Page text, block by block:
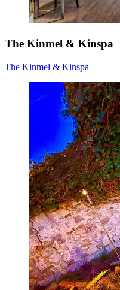
The Kinmel & Kinspa
The Kinmel & Kinspa